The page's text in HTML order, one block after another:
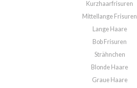
Kurzhaarfrisuren
Mittellange Frisuren
Lange Haare
Bob Frisuren
Strähnchen
Blonde Haare
Graue Haare